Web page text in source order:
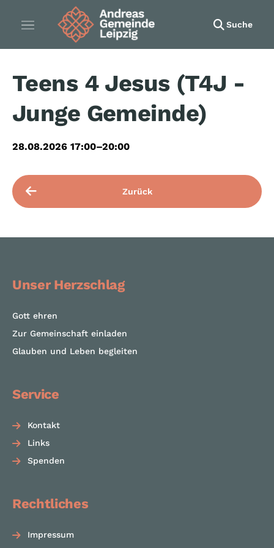
Suche
Teens 4 Jesus (T4J -
Junge Gemeinde)
28.08.2026 17:00–20:00
Zurück
Unser Herzschlag
Gott ehren
Zur Gemeinschaft einladen
Glauben und Leben begleiten
Service
Kontakt
Links
Spenden
Rechtliches
Impressum